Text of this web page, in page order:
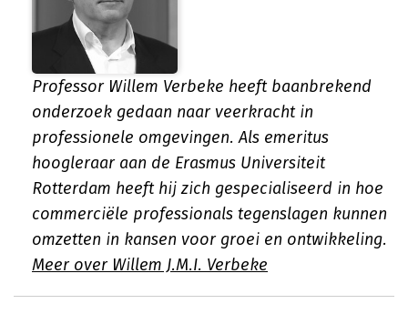
Professor Willem Verbeke heeft baanbrekend
onderzoek gedaan naar veerkracht in
professionele omgevingen. Als emeritus
hoogleraar aan de Erasmus Universiteit
Rotterdam heeft hij zich gespecialiseerd in hoe
commerciële professionals tegenslagen kunnen
omzetten in kansen voor groei en ontwikkeling.
Meer over Willem J.M.I. Verbeke